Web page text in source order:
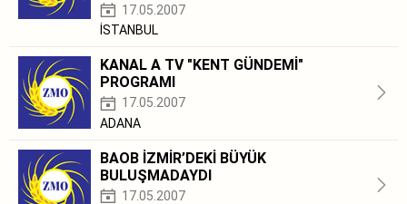
17.05.2007
İSTANBUL
KANAL A TV "KENT GÜNDEMİ"
PROGRAMI
17.05.2007
ADANA
BAOB İZMİR’DEKİ BÜYÜK
BULUŞMADAYDI
17.05.2007